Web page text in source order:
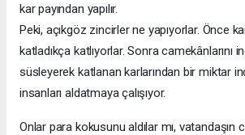
kar payından yapılır.
Peki, açıkgöz zincirler ne yapıyorlar. Önce
katladıkça katlıyorlar. Sonra camekânlarını
süsleyerek katlanan karlarından bir miktar
insanları aldatmaya çalışıyor.
Onlar para kokusunu aldılar mı, vatandaşın